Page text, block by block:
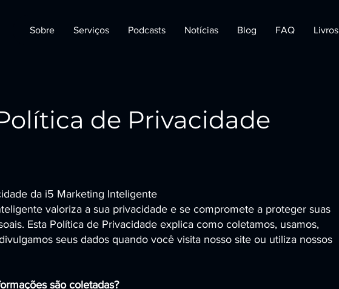
Sobre Serviços Podcasts Notícias Blog FAQ Livros
de Privacidade
da i5 Marketing Inteligente
valoriza a sua privacidade e se compromete a proteger suas
Esta Política de Privacidade explica como coletamos, usamos,
seus dados quando você visita nosso site ou utiliza nossos
são coletadas?